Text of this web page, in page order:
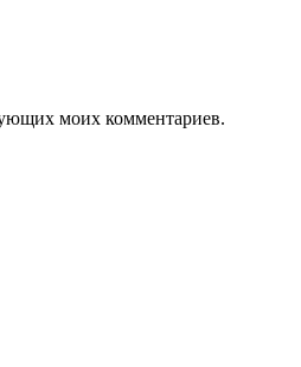
моих комментариев.